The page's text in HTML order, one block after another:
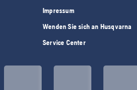
Impressum
Wenden Sie sich an Husqvarna
Service Center